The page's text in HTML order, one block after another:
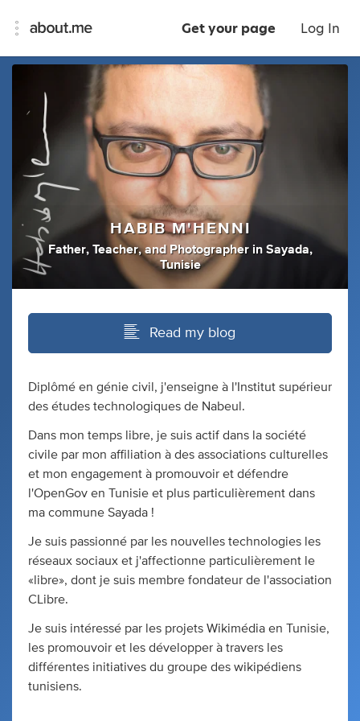
Get your page Log In
HABIB M'HENNI
Father, Teacher, and Photographer in Sayada,
Tunisie
Read my blog
Diplômé en génie civil, j'enseigne à l'Institut supérieur
des études technologiques de Nabeul.
Dans mon temps libre, je suis actif dans la société
civile par mon affiliation à des associations culturelles
et mon engagement à promouvoir et défendre
l'OpenGov en Tunisie et plus particulièrement dans
ma commune Sayada !
Je suis passionné par les nouvelles technologies les
réseaux sociaux et j'affectionne particulièrement le
«libre», dont je suis membre fondateur de l'association
CLibre.
Je suis intéressé par les projets Wikimédia en Tunisie,
les promouvoir et les développer à travers les
différentes initiatives du groupe des wikipédiens
tunisiens.